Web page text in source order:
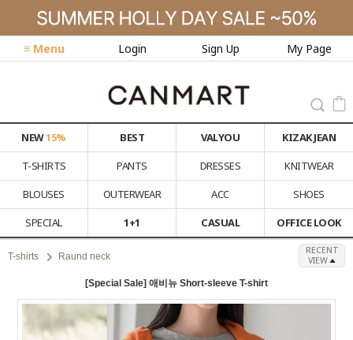
≡ Menu Login Sign Up My Page
NEW15% BEST VALYOU
KIZAK JEAN
T-SHIRTS
PANTS DRESSES
KNITWEAR
BLOUSES
OUTERWEAR ACC
SHOES
SPECIAL
1+1 CASUAL OFFICE LOOK
T-shirts Raund neck
RECENT
VIEW
[Special Sale] 애비뉴 Short-sleeve T-shirt